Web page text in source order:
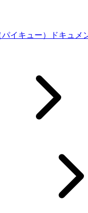
イキュー）ドキュメ